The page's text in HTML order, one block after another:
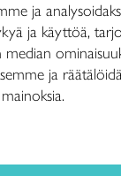
sekä
ja
ja käyttöä,
median
ja